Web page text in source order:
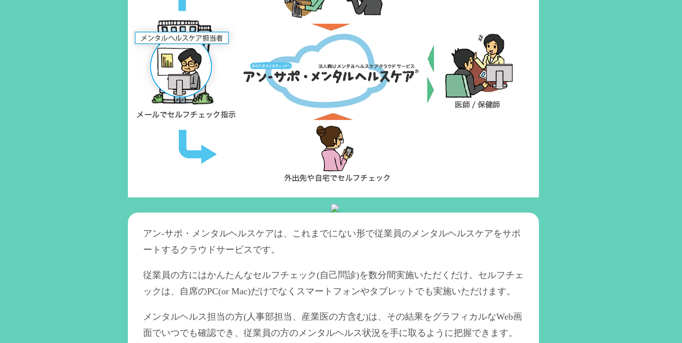
先日に引き続き、日刊スポーツ（2013/11/27）の記事「増えるうつ病、変わる治療」にてアン-サポ が紹介され
ました。
2013-11-27
主婦の友社より書籍「薬を減らせばうつ病は治る 自分でコントロールできる新アプリ「アン-サポ」（渡部芳徳
著）」が発売されます。 >> amazon.jp
2013-11-26
日刊スポーツ（2013/11/26）の記事「増えるうつ病、変わる治療」にてアン-サポ が紹介されました。
アン-サポ・メンタルヘルスケアは、これまでにない形で従業員のメンタルヘルスケアをサポ
ートするクラウドサービスです。
従業員の方にはかんたんなセルフチェック(自己問診)を数分間実施いただくだけ。セルフチェ
ックは、自席のPC(or Mac)だけでなくスマートフォンやタブレットでも実施いただけます。
メンタルヘルス担当の方(人事部担当、産業医の方含む)は、その結果をグラフィカルなWeb画
面でいつでも確認でき、従業員の方のメンタルヘルス状況を手に取るように把握できます。